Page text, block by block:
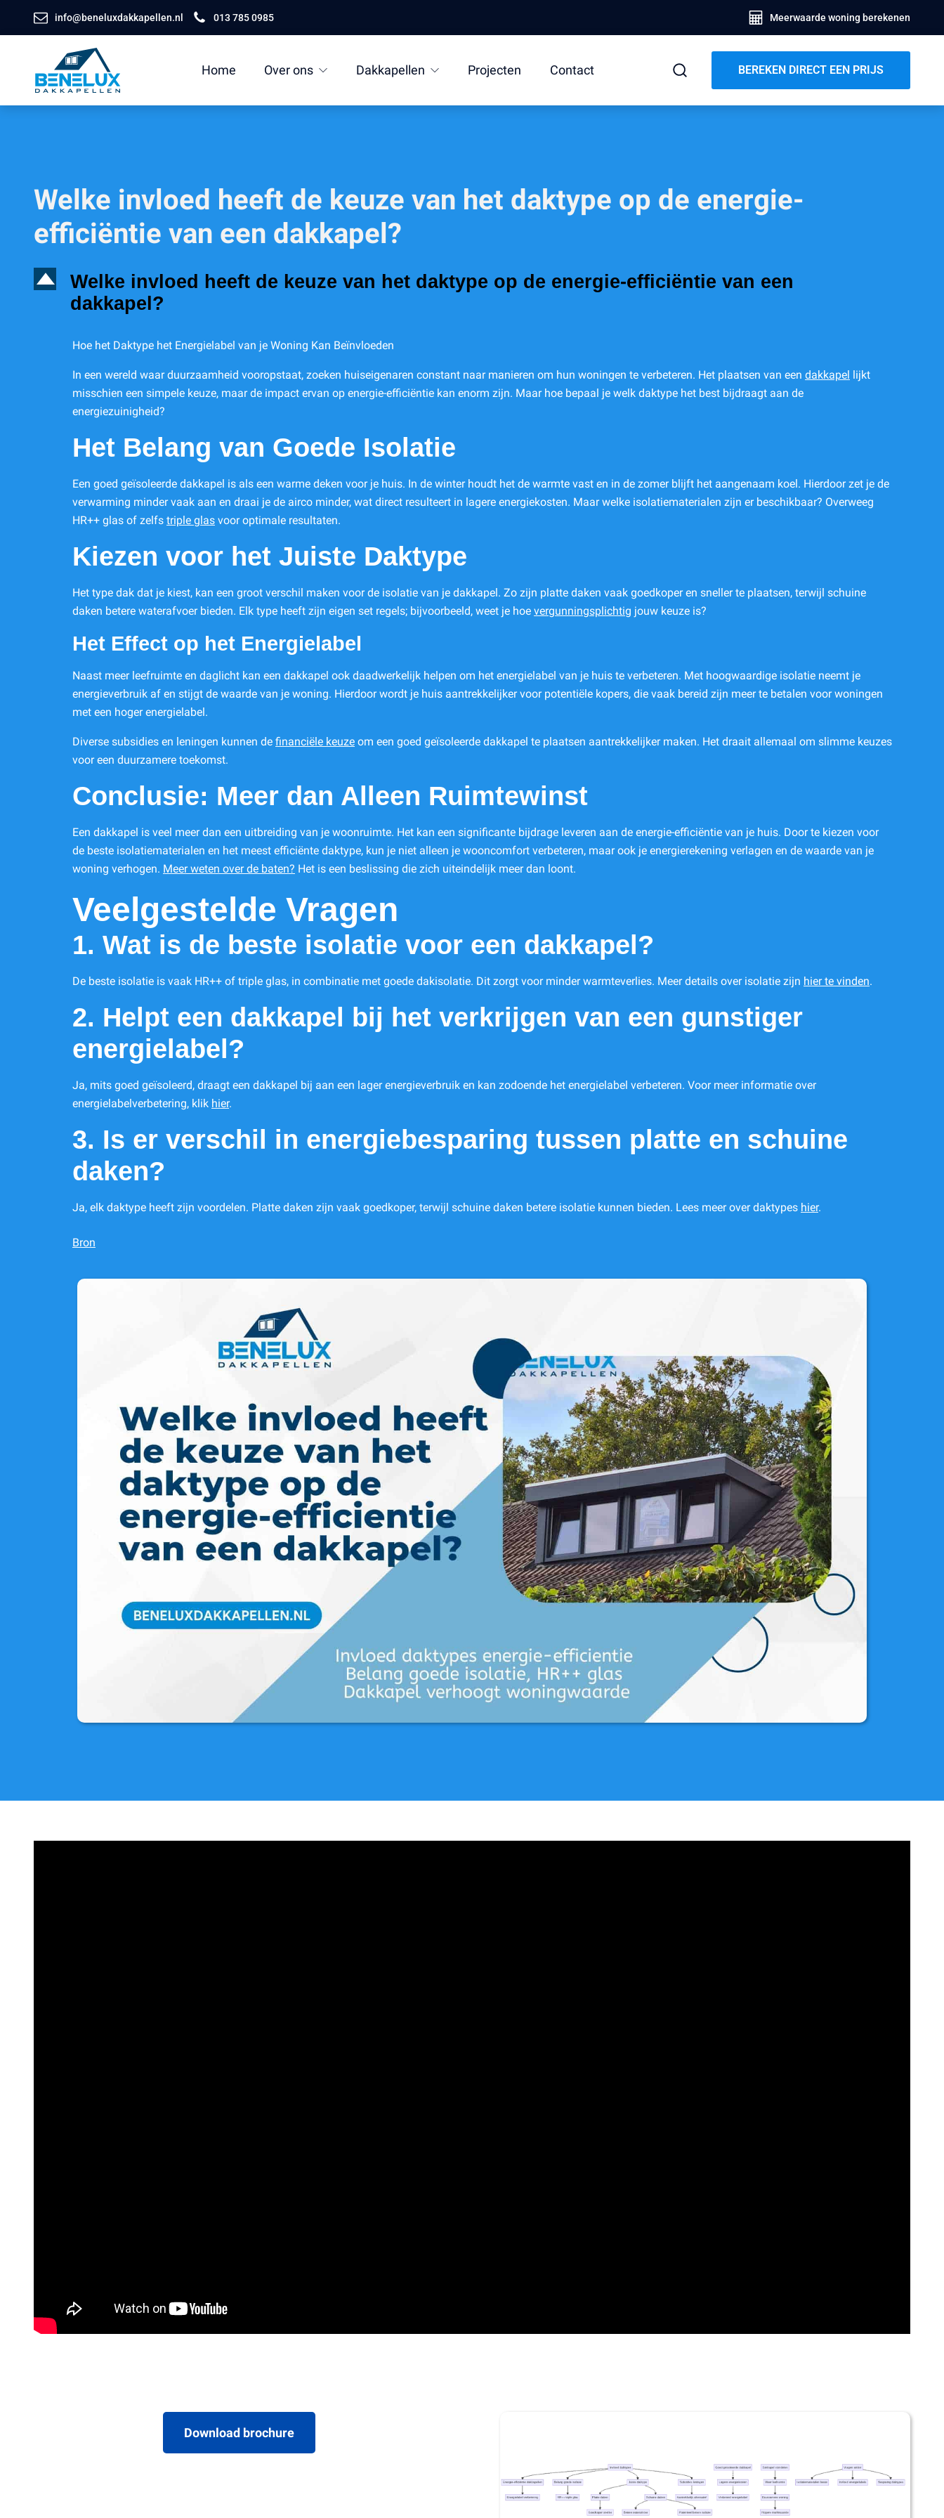
info@beneluxdakkapellen.nl 013 785 0985 Meerwaarde woning berekenen
Home Over ons Dakkapellen Projecten Contact BEREKEN DIRECT EEN PRIJS
Welke invloed heeft de keuze van het daktype op de energie-
efficiëntie van een dakkapel?
D
Welke invloed heeft de keuze van het daktype op de energie-efficiëntie van een
dakkapel?
Hoe het Daktype het Energielabel van je Woning Kan Beïnvloeden
In een wereld waar duurzaamheid vooropstaat, zoeken huiseigenaren constant naar manieren om hun woningen te verbeteren. Het plaatsen van een dakkapel lijkt
misschien een simpele keuze, maar de impact ervan op energie-efficiëntie kan enorm zijn. Maar hoe bepaal je welk daktype het best bijdraagt aan de
energiezuinigheid?
Het Belang van Goede Isolatie
Een goed geïsoleerde dakkapel is als een warme deken voor je huis. In de winter houdt het de warmte vast en in de zomer blijft het aangenaam koel. Hierdoor zet je de
verwarming minder vaak aan en draai je de airco minder, wat direct resulteert in lagere energiekosten. Maar welke isolatiematerialen zijn er beschikbaar? Overweeg
HR++ glas of zelfs triple glas voor optimale resultaten.
Kiezen voor het Juiste Daktype
Het type dak dat je kiest, kan een groot verschil maken voor de isolatie van je dakkapel. Zo zijn platte daken vaak goedkoper en sneller te plaatsen, terwijl schuine
daken betere waterafvoer bieden. Elk type heeft zijn eigen set regels; bijvoorbeeld, weet je hoe vergunningsplichtig jouw keuze is?
Het Effect op het Energielabel
Naast meer leefruimte en daglicht kan een dakkapel ook daadwerkelijk helpen om het energielabel van je huis te verbeteren. Met hoogwaardige isolatie neemt je
energieverbruik af en stijgt de waarde van je woning. Hierdoor wordt je huis aantrekkelijker voor potentiële kopers, die vaak bereid zijn meer te betalen voor woningen
met een hoger energielabel.
Diverse subsidies en leningen kunnen de financiële keuze om een goed geïsoleerde dakkapel te plaatsen aantrekkelijker maken. Het draait allemaal om slimme keuzes
voor een duurzamere toekomst.
Conclusie: Meer dan Alleen Ruimtewinst
Een dakkapel is veel meer dan een uitbreiding van je woonruimte. Het kan een significante bijdrage leveren aan de energie-efficiëntie van je huis. Door te kiezen voor
de beste isolatiematerialen en het meest efficiënte daktype, kun je niet alleen je wooncomfort verbeteren, maar ook je energierekening verlagen en de waarde van je
woning verhogen. Meer weten over de baten? Het is een beslissing die zich uiteindelijk meer dan loont.
Veelgestelde Vragen
1. Wat is de beste isolatie voor een dakkapel?
De beste isolatie is vaak HR++ of triple glas, in combinatie met goede dakisolatie. Dit zorgt voor minder warmteverlies. Meer details over isolatie zijn hier te vinden.
2. Helpt een dakkapel bij het verkrijgen van een gunstiger
energielabel?
Ja, mits goed geïsoleerd, draagt een dakkapel bij aan een lager energieverbruik en kan zodoende het energielabel verbeteren. Voor meer informatie over
energielabelverbetering, klik hier.
3. Is er verschil in energiebesparing tussen platte en schuine
daken?
Ja, elk daktype heeft zijn voordelen. Platte daken zijn vaak goedkoper, terwijl schuine daken betere isolatie kunnen bieden. Lees meer over daktypes hier.
Bron
Download brochure